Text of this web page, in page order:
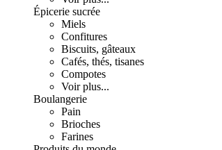
Épicerie sucrée
Miels
Confitures
Biscuits, gâteaux
Cafés, thés, tisanes
Compotes
Voir plus...
Boulangerie
Pain
Brioches
Farines